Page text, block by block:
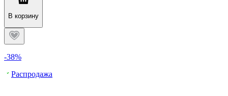
В корзину
-38%
Распродажа